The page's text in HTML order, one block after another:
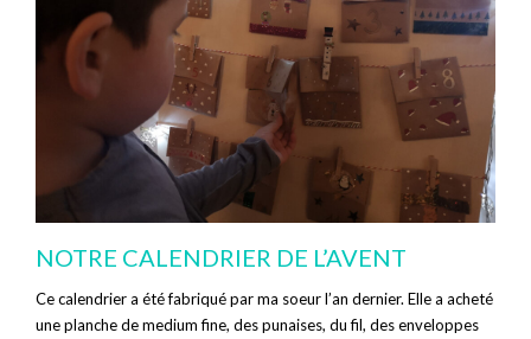
NOTRE CALENDRIER DE L’AVENT
Ce calendrier a été fabriqué par ma soeur l’an dernier. Elle a acheté
une planche de medium fine, des punaises, du fil, des enveloppes